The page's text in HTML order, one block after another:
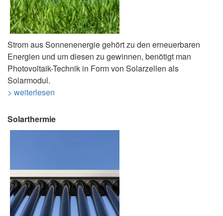
Strom aus Sonnenenergie gehört zu den erneuerbaren
Energien und um diesen zu gewinnen, benötigt man
Photovoltaik-Technik in Form von Solarzellen als
Solarmodul.
> weiterlesen
Solarthermie